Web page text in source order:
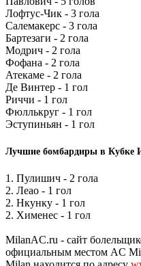
Лофтус-Чик - 3 гола
Салемакерс - 3 гола
Бартезаги - 2 гола
Модрич - 2 гола
Фофана - 2 гола
Атекаме - 2 гола
Де Винтер - 1 гол
Риччи - 1 гол
Фюллькруг - 1 гол
Эступиньян - 1 гол
Лучшие бомбардиры в Кубке
1. Пулишич - 2 гола
2. Леао - 1 гол
2. Нкунку - 1 гол
2. Хименес - 1 гол
MilanAC.ru - сайт
официальным местом AC